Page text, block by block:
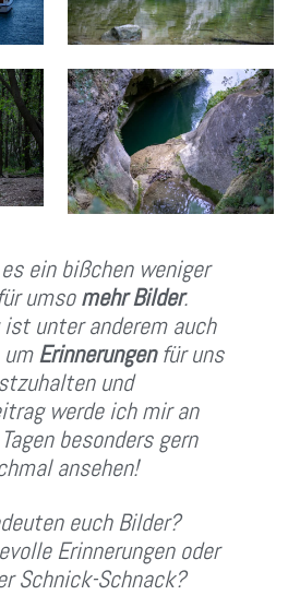
ein bißchen weniger
umsomehr Bilder.
ist unter anderem auch
Erinnerungenfür uns
und
werde ich mir an
besonders gern
ansehen!
euch Bilder?
Erinnerungen oder
Schnick-Schnack?